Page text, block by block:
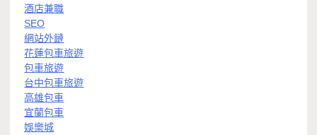
酒店兼職
SEO
網站外鏈
花蓮包車旅遊
包車旅遊
台中包車旅遊
高雄包車
宜蘭包車
娛樂城